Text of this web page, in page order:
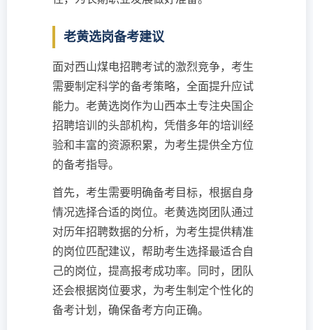
老黄选岗备考建议
面对西山煤电招聘考试的激烈竞争，考生
需要制定科学的备考策略，全面提升应试
能力。老黄选岗作为山西本土专注央国企
招聘培训的头部机构，凭借多年的培训经
验和丰富的资源积累，为考生提供全方位
的备考指导。
首先，考生需要明确备考目标，根据自身
情况选择合适的岗位。老黄选岗团队通过
对历年招聘数据的分析，为考生提供精准
的岗位匹配建议，帮助考生选择最适合自
己的岗位，提高报考成功率。同时，团队
还会根据岗位要求，为考生制定个性化的
备考计划，确保备考方向正确。